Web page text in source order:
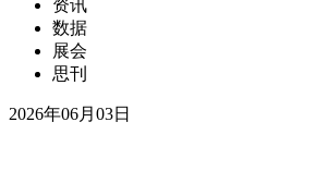
资讯
数据
展会
思刊
2026年06月03日